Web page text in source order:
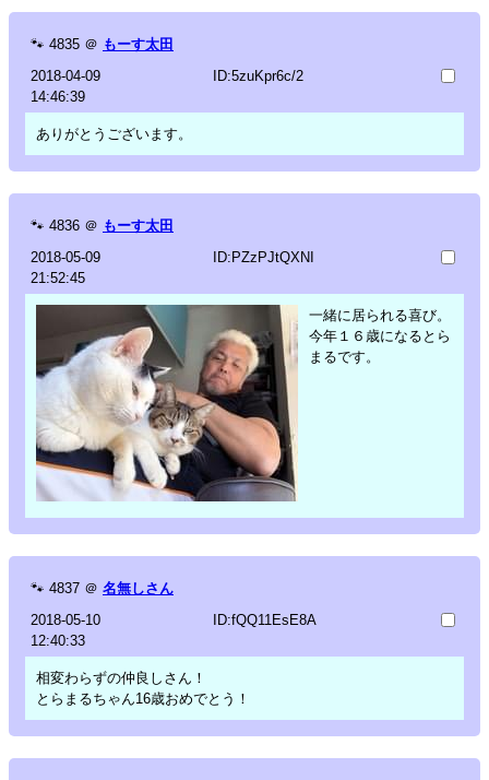
🐾 4835 ＠ もーす太田
2018-04-09
14:46:39
ID:5zuKpr6c/2
ありがとうございます。
🐾 4836 ＠ もーす太田
2018-05-09
21:52:45
ID:PZzPJtQXNI
一緒に居られる喜び。
今年１６歳になるとら
まるです。
🐾 4837 ＠ 名無しさん
2018-05-10
12:40:33
ID:fQQ11EsE8A
相変わらずの仲良しさん！
とらまるちゃん16歳おめでとう！